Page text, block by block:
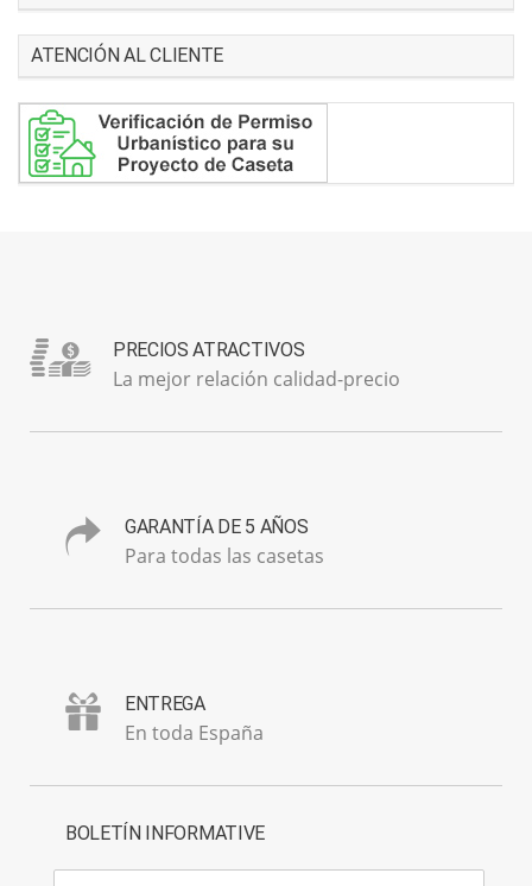
ATENCIÓN AL CLIENTE
PRECIOS ATRACTIVOS
La mejor relación calidad-precio
GARANTÍA DE 5 AÑOS
Para todas las casetas
ENTREGA
En toda España
BOLETÍN INFORMATIVE
Correo